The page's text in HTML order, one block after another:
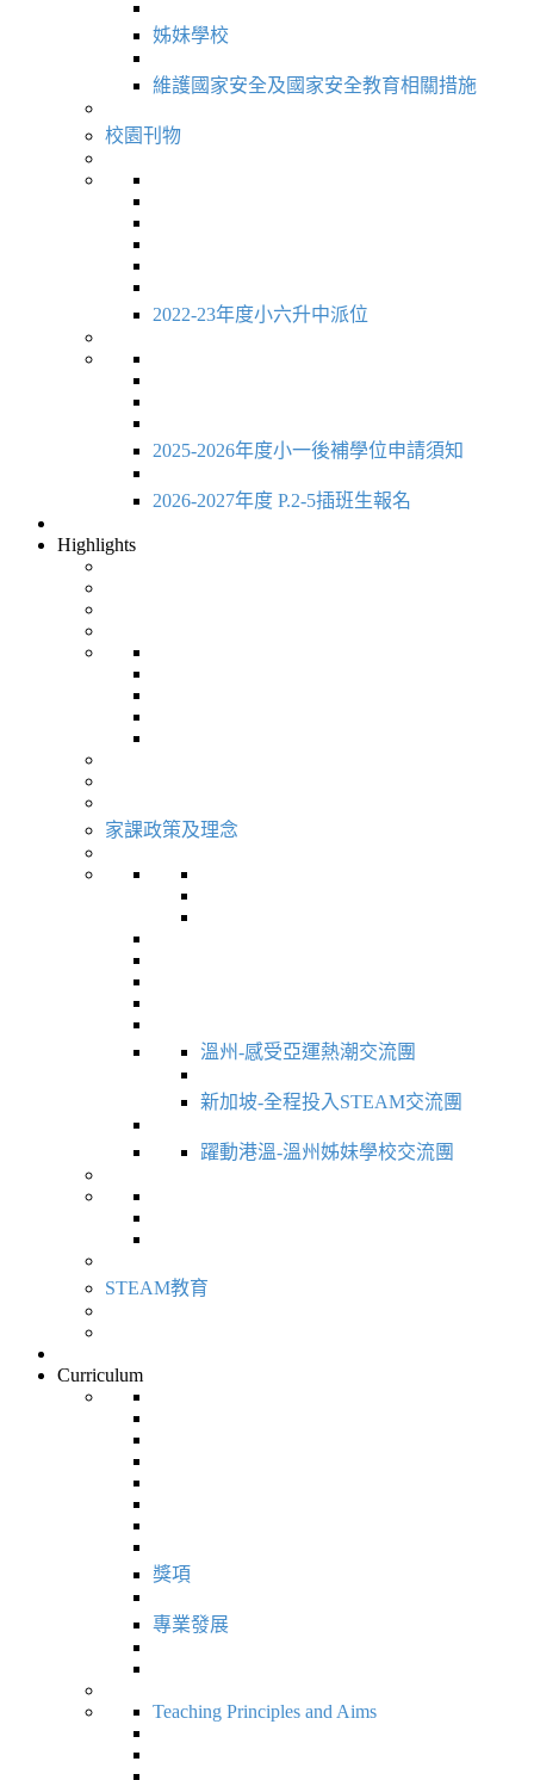
姊妹學校
維護國家安全及國家安全教育相關措施
校園刊物
2022-23年度小六升中派位
2025-2026年度小一後補學位申請須知
2026-2027年度 P.2-5插班生報名
Highlights
家課政策及理念
溫州-感受亞運熱潮交流團
新加坡-全程投入STEAM交流團
躍動港溫-溫州姊妹學校交流團
STEAM教育
Curriculum
獎項
專業發展
Teaching Principles and Aims